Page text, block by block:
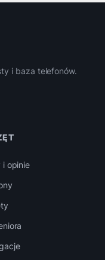
i baza telefonów.
i opinie